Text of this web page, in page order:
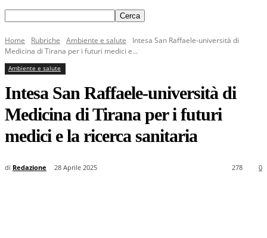
Home Rubriche Ambiente e salute
Intesa San Raffaele-università di
Medicina di Tirana per i futuri medici e...
Ambiente e salute
Intesa San Raffaele-università di
Medicina di Tirana per i futuri
medici e la ricerca sanitaria
di Redazione 28 Aprile 2025 0
278